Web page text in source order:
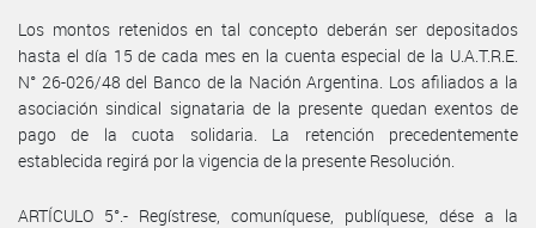
Los montos retenidos en tal concepto deberán ser depositados
hasta el día 15 de cada mes en la cuenta especial de la U.A.T.R.E.
N° 26-026/48 del Banco de la Nación Argentina. Los afiliados a la
asociación sindical signataria de la presente quedan exentos de
pago de la cuota solidaria. La retención precedentemente
establecida regirá por la vigencia de la presente Resolución.
ARTÍCULO 5°.- Regístrese, comuníquese, publíquese, dése a la